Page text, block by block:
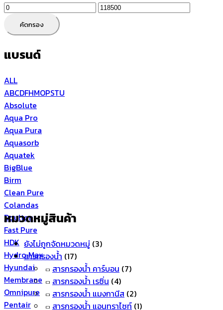
ราคา
สุด
ราคา
คัดกรอง
แบรนด์
ALL
ABCDFHMOPSTU
Absolute
Aqua Pro
Aqua Pura
Aquasorb
Aquatek
BigBlue
Birm
Clean Pure
Colandas
Doulton
Fast Pure
HDK
Hydro Max
Hyundai
Membrane
Omnipure
Pentair
หมวดหมู่สินค้า
ยังไม่ถูกจัดหมวดหมู่ (3)
สารกรองน้ำ (17)
สารกรองน้ำ คาร์บอน (7)
สารกรองน้ำ เรซิ่น (4)
สารกรองน้ำ แมงกานีส (2)
สารกรองน้ำ แอนทราไซท์ (1)